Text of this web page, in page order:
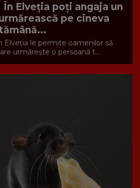
În Elveția poți angaja un
pe cineva
Elveția le permite oamenilor să
urmărește o persoană t...